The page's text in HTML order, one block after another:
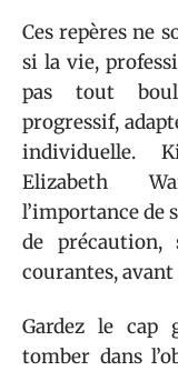
Ces repères ne
si la vie,
pas tout
progressif,
individuelle.
Elizabeth
l’importance de
de
courantes,
Gardez le cap
tomber dans